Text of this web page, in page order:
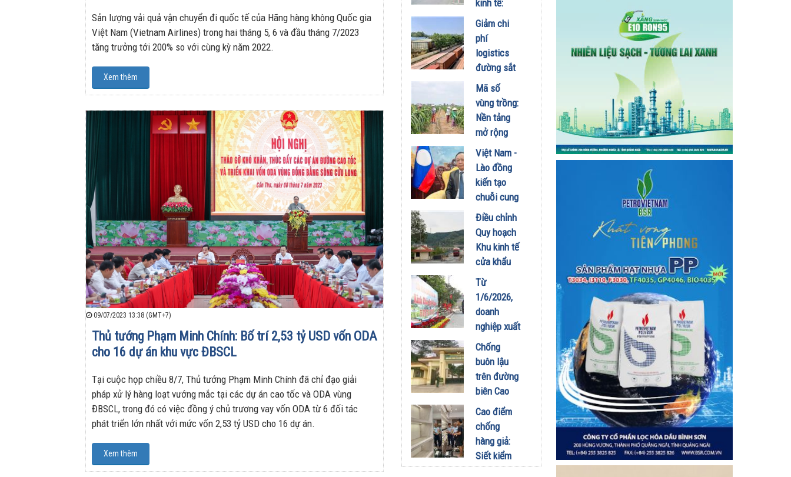
Sản lượng vải quả vận chuyển đi quốc tế của Hãng hàng không Quốc gia
Việt Nam (Vietnam Airlines) trong hai tháng 5, 6 và đầu tháng 7/2023
tăng trưởng tới 200% so với cùng kỳ năm 2022.
Xem thêm
09/07/2023 13:38 (GMT+7)
Thủ tướng Phạm Minh Chính: Bố trí 2,53 tỷ USD vốn ODA
cho 16 dự án khu vực ĐBSCL
Tại cuộc họp chiều 8/7, Thủ tướng Phạm Minh Chính đã chỉ đạo giải
pháp xử lý hàng loạt vướng mắc tại các dự án cao tốc và ODA vùng
ĐBSCL, trong đó có việc đồng ý chủ trương vay vốn ODA từ 6 đối tác
phát triển lớn nhất với mức vốn 2,53 tỷ USD cho 16 dự án.
Xem thêm
biên mậu
bền vững
27/06/2026
kinh tế:
Động lực
mới cho
liên kết
kinh tế Việt
Nam -
Campuchia
- Lào
16/06/2026
Giảm chi
phí
logistics
đường sắt
qua Lào
Cai: Cần
sớm điều
chỉnh giá
cước liên
vận quốc
tế
12/06/2026
Mã số
vùng trồng:
Nền tảng
mở rộng
xuất khẩu
chính
ngạch trái
cây
Việt Nam -
Lào đồng
kiến tạo
chuỗi cung
ứng 4 tỷ
USD
05/06/2026
Điều chỉnh
Quy hoạch
Khu kinh tế
cửa khẩu
Lào Cai
đến năm
2045: Tạo
động lực
tăng
trưởng mới
cho kinh tế
biên mậu
26/05/2026
Từ
1/6/2026,
doanh
nghiệp xuất
khẩu thực
phẩm sang
Trung Quốc
phải tuân
định mới
theo Lệnh
280
25/05/2026
Chống
buôn lậu
trên đường
biên Cao
Bằng :
Những nỗ
lực không
ngừng nghỉ
của các
Cao điểm
chống
hàng giả:
Siết kiểm
tra hàng